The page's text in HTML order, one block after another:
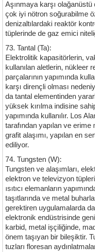
Aşınmaya karşı olağanüstü
çok iyi nötron soğurabilme
denizaltılardaki reaktör
tüplerinde de gaz emici
73. Tantal (Ta):
Elektrolitik kapasitörlerin,
kullanılan aletlerin, nükleer
parçalarının yapımında
karşı dirençli olması
da tantal elementinden
yüksek kırılma indisine
yapımında kullanılır. Los
tarafından yapılan ve erime
grafit alaşımı, yapılan en
ediliyor.
74. Tungsten (W):
Tungsten ve alaşımları,
elektron ve televizyon
ısıtıcı elemanların
taşıtlarında ve metal
gerektiren uygulamalarda
elektronik endüstrisinde
karbid, metal işçiliğinde,
önem taşıyan bir bileşiktir.
tuzları floresan